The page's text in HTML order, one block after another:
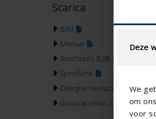
Deze
We
om
voor
Scarica
BIM
Manual
Brochures B2B
Specifiche
Disegno tecnico
Guida ai colori 2026